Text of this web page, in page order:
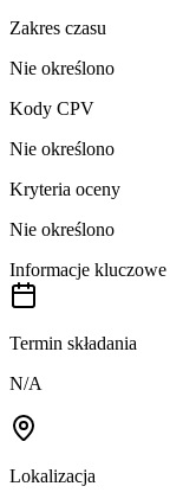
Zakres czasu
Nie określono
Kody CPV
Nie określono
Kryteria oceny
Nie określono
Informacje kluczowe
Termin składania
N/A
Lokalizacja